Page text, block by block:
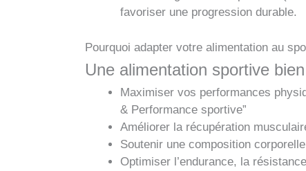
favoriser une progression durable.
Pourquoi adapter votre alimentation au
Une alimentation sportive
Maximiser vos performances
& Performance sportive”
Améliorer la récupération
Soutenir une composition
Optimiser l’endurance, la